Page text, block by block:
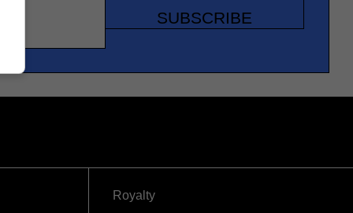
SUBSCRIBE
Royalty